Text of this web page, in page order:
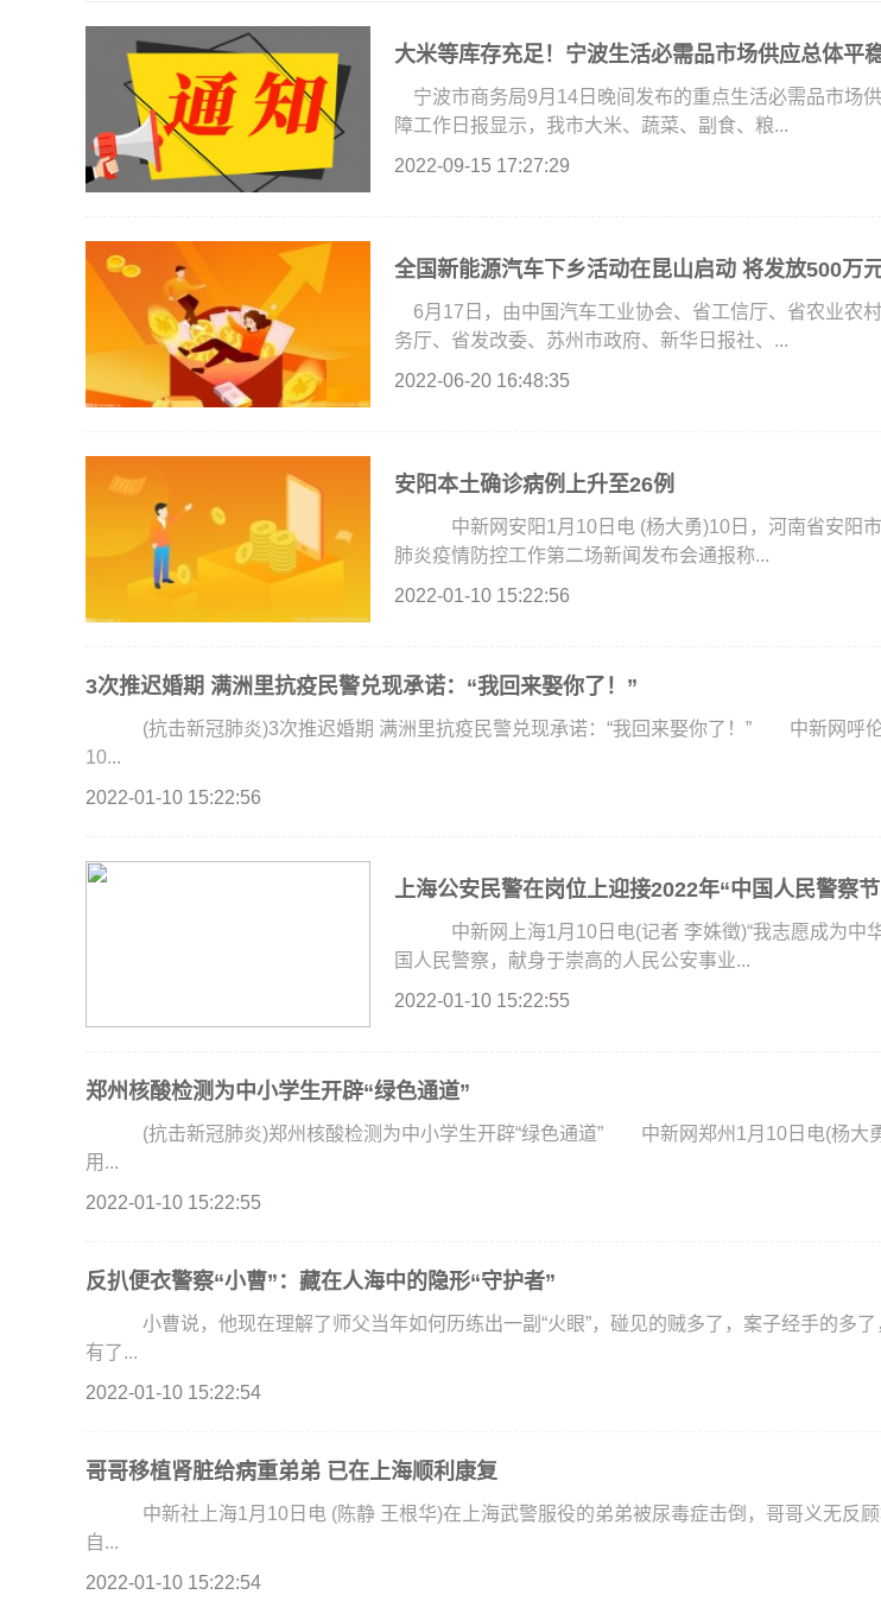
大米等库存充足！宁波生活必需品市场供应总体平
宁波市商务局9月14日晚间发布的重点生活必需品市场
障工作日报显示，我市大米、蔬菜、副食、粮...
2022-09-15 17:27:29
全国新能源汽车下乡活动在昆山启动 将发放500万
6月17日，由中国汽车工业协会、省工信厅、省农业农
务厅、省发改委、苏州市政府、新华日报社、...
2022-06-20 16:48:35
安阳本土确诊病例上升至26例
中新网安阳1月10日电 (杨大勇)10日，河南省安阳
肺炎疫情防控工作第二场新闻发布会通报称...
2022-01-10 15:22:56
3次推迟婚期 满洲里抗疫民警兑现承诺：“我回来娶你了！”
(抗击新冠肺炎)3次推迟婚期 满洲里抗疫民警兑现承诺：“我回来娶你了！” 中新网呼伦
10...
2022-01-10 15:22:56
上海公安民警在岗位上迎接2022年“中国人民警察
中新网上海1月10日电(记者 李姝徵)“我志愿成为中
国人民警察，献身于崇高的人民公安事业...
2022-01-10 15:22:55
郑州核酸检测为中小学生开辟“绿色通道”
(抗击新冠肺炎)郑州核酸检测为中小学生开辟“绿色通道” 中新网郑州1月10日电(杨大
用...
2022-01-10 15:22:55
反扒便衣警察“小曹”：藏在人海中的隐形“守护者”
小曹说，他现在理解了师父当年如何历练出一副“火眼”，碰见的贼多了，案子经手的多了
有了...
2022-01-10 15:22:54
哥哥移植肾脏给病重弟弟 已在上海顺利康复
中新社上海1月10日电 (陈静 王根华)在上海武警服役的弟弟被尿毒症击倒，哥哥义无反顾地捐献出
自...
2022-01-10 15:22:54